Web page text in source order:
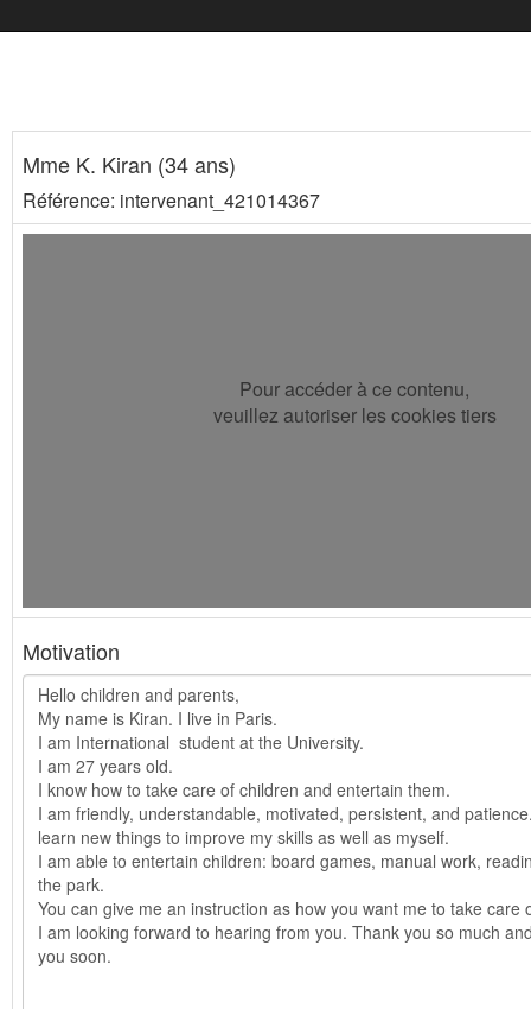
Mme K. Kiran (34 ans)
Référence: intervenant_421014367
Pour accéder à ce contenu,
veuillez autoriser les cookies tiers
Motivation